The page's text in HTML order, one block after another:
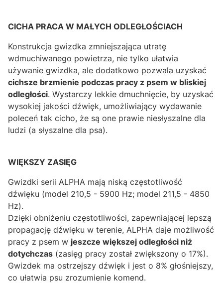
CICHA PRACA W MAŁYCH ODLEGŁOŚCIACH
Konstrukcja gwizdka zmniejszająca utratę
wdmuchiwanego powietrza, nie tylko ułatwia
używanie gwizdka, ale dodatkowo pozwala uzyskać
cichsze brzmienie podczas pracy z psem w bliskiej
odległości. Wystarczy lekkie dmuchnięcie, by uzyskać
wysokiej jakości dźwięk, umożliwiający wydawanie
poleceń tak cicho, że są one prawie niesłyszalne dla
ludzi (a słyszalne dla psa).
WIĘKSZY ZASIĘG
Gwizdki serii ALPHA mają niską częstotliwość
dźwięku (model 210,5 - 5900 Hz; model 211,5 - 4850
Hz).
Dzięki obniżeniu częstotliwości, zapewniającej lepszą
propagację dźwięku w terenie, ALPHA daje możliwość
pracy z psem w jeszcze większej odległości niż
dotychczas (zasięg pracy został zwiększony o 17%).
Gwizdek ma ostrzejszy dźwięk i jest o 8% głośniejszy,
co ułatwia psu zrozumienie komend.